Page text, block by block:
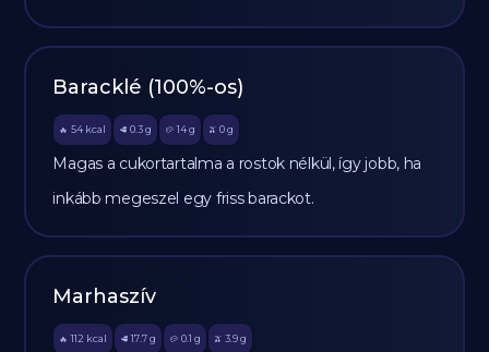
Baracklé (100%-os)
🔥 54 kcal 🥩 0.3 g 🥔 14g 🫒 0 g
Magas a cukortartalma a rostok nélkül, így jobb, ha
inkább megeszel egy friss barackot.
Marhaszív
🔥 112 kcal 🥩 17.7 g 🥔 0.1 g 🫒 3.9 g